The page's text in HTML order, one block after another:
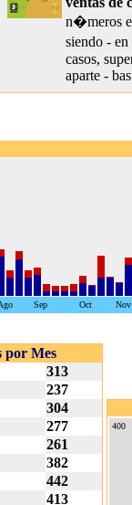
n�meros
siendo -
casos,
aparte -
Sep Oct
Nov
por Mes
313
237
304
277
261
382
442
413
400